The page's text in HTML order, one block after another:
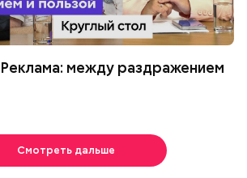
между раздражением
Смотреть дальше